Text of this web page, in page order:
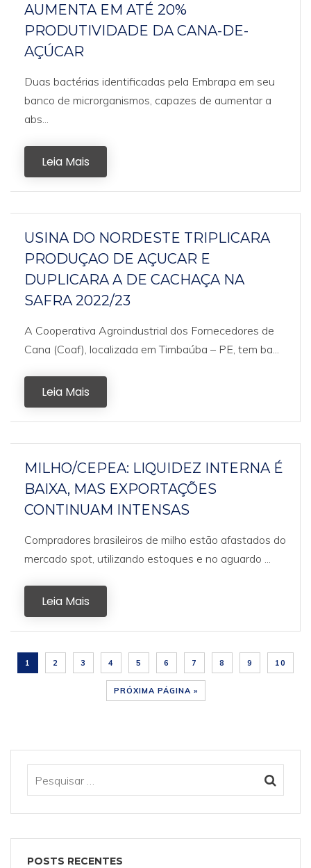
AUMENTA EM ATÉ 20%
PRODUTIVIDADE DA CANA-DE-
AÇÚCAR
Duas bactérias identificadas pela Embrapa em seu
banco de microrganismos, capazes de aumentar a
abs...
Leia Mais
USINA DO NORDESTE TRIPLICARA
PRODUÇAO DE AÇUCAR E
DUPLICARA A DE CACHAÇA NA
SAFRA 2022/23
A Cooperativa Agroindustrial dos Fornecedores de
Cana (Coaf), localizada em Timbaúba – PE, tem ba...
Leia Mais
MILHO/CEPEA: LIQUIDEZ INTERNA É
BAIXA, MAS EXPORTAÇÕES
CONTINUAM INTENSAS
Compradores brasileiros de milho estão afastados do
mercado spot, utilizando estoques e no aguardo ...
Leia Mais
1 2 3 4 5 6 7 8 9 10
PRÓXIMA PÁGINA »
POSTS RECENTES